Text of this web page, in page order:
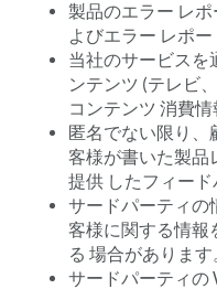
製品のエラー レ
よびエラー レポー
当社のサービスを
ンテンツ (テレビ
コンテンツ 消費情
匿名でない限り、
客様が書いた製品
提供 したフィード
サードパーティの
客様に関する情報
る 場合があります
サードパーティの